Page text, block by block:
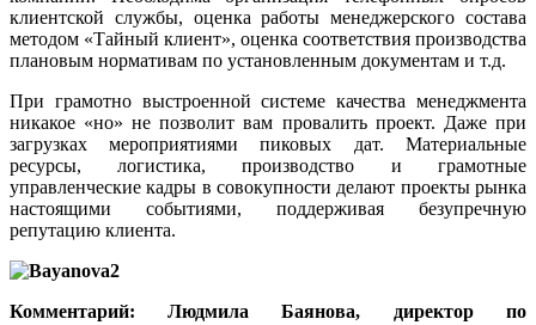
клиентской службы, оценка работы менеджерского состава
методом «Тайный клиент», оценка соответствия производства
плановым нормативам по установленным документам и т.д.
При грамотно выстроенной системе качества менеджмента
никакое «но» не позволит вам провалить проект. Даже при
загрузках мероприятиями пиковых дат. Материальные
ресурсы, логистика, производство и грамотные
управленческие кадры в совокупности делают проекты рынка
настоящими событиями, поддерживая безупречную
репутацию клиента.
Комментарий:Людмила Баянова, директор по